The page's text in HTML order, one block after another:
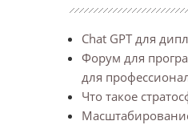
Chat GPT для
Форум для
для
Что такое